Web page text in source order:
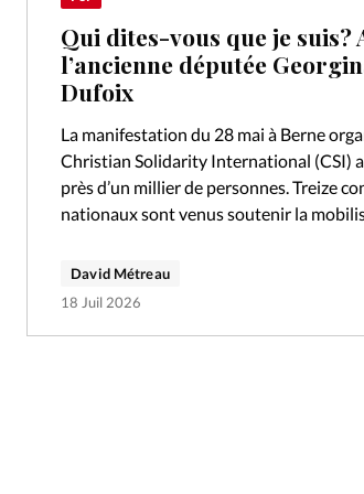
Qui dites-vous que je suis?
l’ancienne députée
Dufoix
La manifestation du 28 mai à Berne
Christian Solidarity International (CSI)
près d’un millier de personnes. Treize
nationaux sont venus soutenir la
David Métreau
18 Juil 2026